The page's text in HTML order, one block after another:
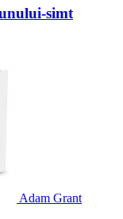
simt
Adam Grant